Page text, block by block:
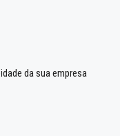
da sua empresa